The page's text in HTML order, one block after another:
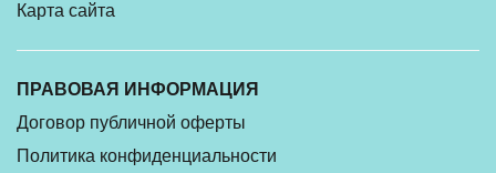
Карта сайта
ПРАВОВАЯ ИНФОРМАЦИЯ
Договор публичной оферты
Политика конфиденциальности